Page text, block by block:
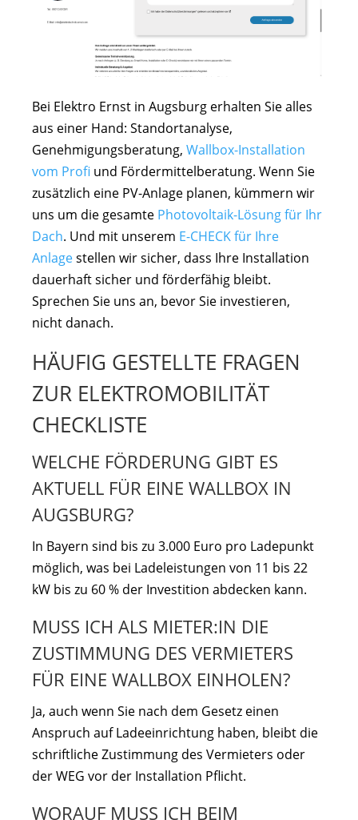
Bei Elektro Ernst in Augsburg erhalten Sie alles
aus einer Hand: Standortanalyse,
Genehmigungsberatung, Wallbox-Installation
vom Profi und Fördermittelberatung. Wenn Sie
zusätzlich eine PV-Anlage planen, kümmern wir
uns um die gesamte Photovoltaik-Lösung für Ihr
Dach. Und mit unserem E-CHECK für Ihre
Anlagestellen wir sicher, dass Ihre Installation
dauerhaft sicher und förderfähig bleibt.
Sprechen Sie uns an, bevor Sie investieren,
nicht danach.
HÄUFIG GESTELLTE FRAGEN
ZUR ELEKTROMOBILITÄT
CHECKLISTE
WELCHE FÖRDERUNG GIBT ES
AKTUELL FÜR EINE WALLBOX IN
AUGSBURG?
In Bayern sind bis zu 3.000 Euro pro Ladepunkt
möglich, was bei Ladeleistungen von 11 bis 22
kW bis zu 60 % der Investition abdecken kann.
MUSS ICH ALS MIETER:IN DIE
ZUSTIMMUNG DES VERMIETERS
FÜR EINE WALLBOX EINHOLEN?
Ja, auch wenn Sie nach dem Gesetz einen
Anspruch auf Ladeeinrichtung haben, bleibt die
schriftliche Zustimmung des Vermieters oder
der WEG vor der Installation Pflicht.
WORAUF MUSS ICH BEIM